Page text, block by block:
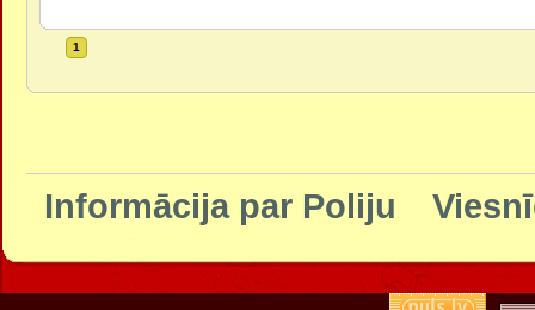
1
Informācija par Poliju